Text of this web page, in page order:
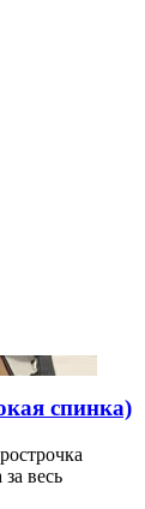
спинка)
весь